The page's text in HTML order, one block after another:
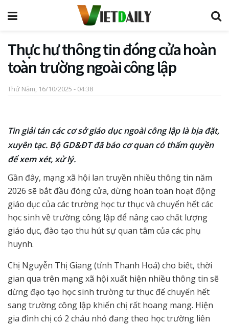
Thực hư thông tin đóng cửa hoàn
toàn trường ngoài công lập
Thứ Năm, 16/10/2025 - 04:38
Tin giải tán các cơ sở giáo dục ngoài công lập là bịa đặt,
xuyên tạc. Bộ GD&ĐT đã báo cơ quan có thẩm quyền
để xem xét, xử lý.
Gần đây, mạng xã hội lan truyền nhiều thông tin năm
2026 sẽ bắt đầu đóng cửa, dừng hoàn toàn hoạt động
giáo dục của các trường học tư thục và chuyển hết các
học sinh về trường công lập để nâng cao chất lượng
giáo dục, đào tạo thu hút sự quan tâm của các phụ
huynh.
Chị Nguyễn Thị Giang (tỉnh Thanh Hoá) cho biết, thời
gian qua trên mạng xã hội xuất hiện nhiều thông tin sẽ
dừng đạo tạo học sinh trường tư thục để chuyển hết
sang trường công lập khiến chị rất hoang mang. Hiện
gia đình chị có 2 cháu nhỏ đang theo học trường liên